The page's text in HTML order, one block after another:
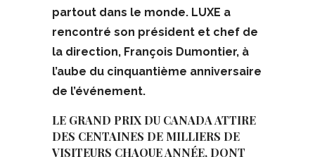
partout dans le monde. LUXE a
rencontré son président et chef de
la direction, François Dumontier, à
l’aube du cinquantième anniversaire
de l’événement.
LE GRAND PRIX DU CANADA ATTIRE
DES CENTAINES DE MILLIERS DE
VISITEURS CHAQUE ANNÉE, DONT